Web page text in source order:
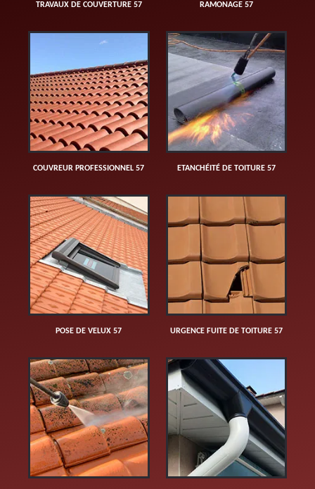
TRAVAUX DE COUVERTURE 57 RAMONAGE 57
COUVREUR PROFESSIONNEL 57 ETANCHÉITÉ DE TOITURE 57
POSE DE VELUX 57 URGENCE FUITE DE TOITURE 57